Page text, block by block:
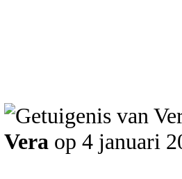
Vera op 4 januari